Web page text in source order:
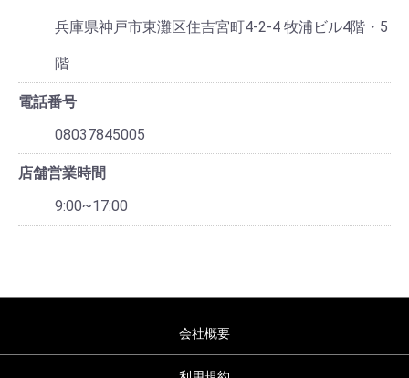
兵庫県神戸市東灘区住吉宮町4-2-4 牧浦ビル4階・5
階
電話番号
08037845005
店舗営業時間
9:00~17:00
会社概要